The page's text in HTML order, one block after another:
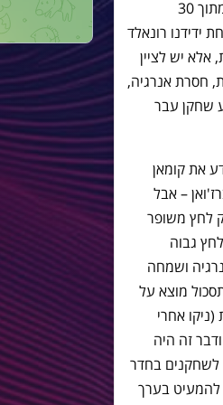
עונת 2021/22 התחילה בצורה עגומה ביותר כשאספנו 15 נקודות בלבד מתוך 30
ידידנו רונאלד
יש לציין
חסרת אנרגיה,
שחקן עבר
את קומאן
– אבל
לחץ משופר
גבוה
ושמחה
מוצא על
אחרי
זה היה
לשחקנים בחדר
להמעיט בערך